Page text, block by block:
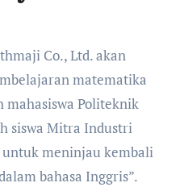
Co., Ltd. akan
matematika
Politeknik
siswa Mitra Industri
untuk meninjau kembali
bahasa Inggris”.